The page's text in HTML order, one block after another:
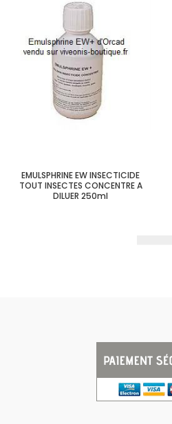
EMULSPHRINE EW INSECTICIDE
TOUT INSECTES CONCENTRE A
DILUER 250ml